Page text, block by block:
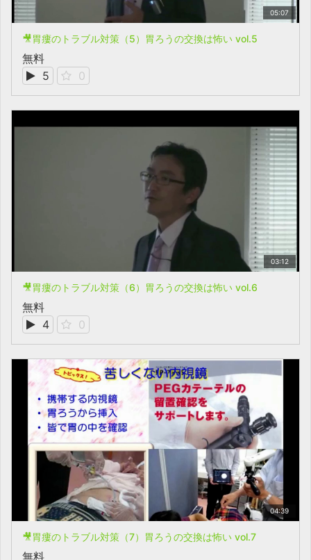
05:07
🎥胃瘻のトラブル対策（5）胃ろうの交換は怖い vol.5
無料
5
0
03:12
🎥胃瘻のトラブル対策（6）胃ろうの交換は怖い vol.6
無料
4
0
04:39
🎥胃瘻のトラブル対策（7）胃ろうの交換は怖い vol.7
無料